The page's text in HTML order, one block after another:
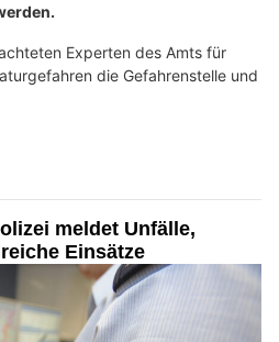
Experten des Amts für
die Gefahrenstelle und
meldet Unfälle,
Einsätze